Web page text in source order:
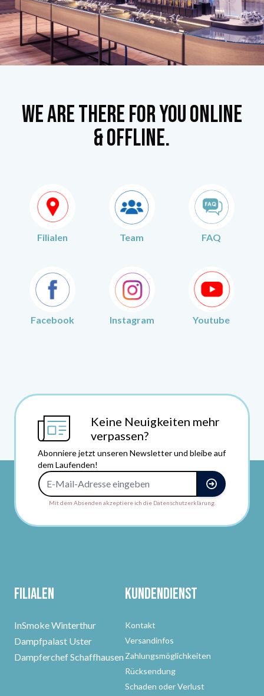
We are there for you online
& offline.
Filialen Team FAQ
Facebook Instagram Youtube
Keine Neuigkeiten mehr
verpassen?
Abonniere jetzt unseren Newsletter und bleibe auf
dem Laufenden!
Mit dem Absenden akzeptiere ich die Datenschutzerklärung.
Filialen
InSmoke Winterthur
Dampfpalast Uster
Dampferchef Schaffhausen
Kundendienst
Kontakt
Versandinfos
Zahlungsmöglichkeiten
Rücksendung
Schaden oder Verlust